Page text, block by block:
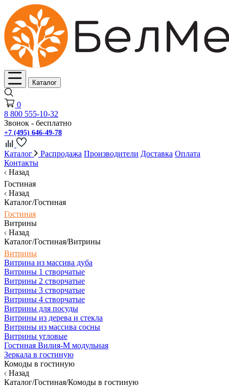
Каталог
0
8 800 555-10-32
Звонок - бесплатно
+7 (495) 646-49-78
Каталог Распродажа Производители Доставка Оплата
Контакты
Назад
Гостиная
Назад
Каталог/Гостиная
Гостиная
Витрины
Назад
Каталог/Гостиная/Витрины
Витрины
Витрина из массива дуба
Витрины 1 створчатые
Витрины 2 створчатые
Витрины 3 створчатые
Витрины 4 створчатые
Витрины для посуды
Витрины из дерева и стекла
Витрины из массива сосны
Витрины угловые
Гостиная Вилия-М модульная
Зеркала в гостиную
Комоды в гостиную
Назад
Каталог/Гостиная/Комоды в гостиную